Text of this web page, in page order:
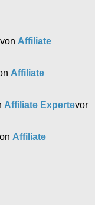
von Affiliate
Affiliate
Affiliate Expertevor
Affiliate